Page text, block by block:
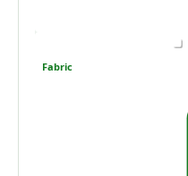
Fabric